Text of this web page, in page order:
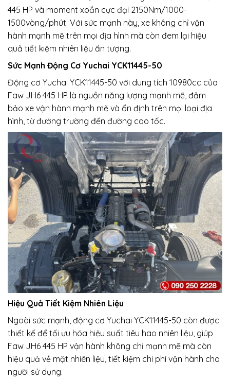
445 HP và moment xoắn cực đại 2150Nm/1000-
1500vòng/phút. Với sức mạnh này, xe không chỉ vận
hành mạnh mẽ trên mọi địa hình mà còn đem lại hiệu
quả tiết kiệm nhiên liệu ấn tượng.
Sức Mạnh Động Cơ Yuchai YCK11445-50
Động cơ Yuchai YCK11445-50 với dung tích 10980cc của
Faw JH6 445 HP là nguồn năng lượng mạnh mẽ, đảm
bảo xe vận hành mạnh mẽ và ổn định trên mọi loại địa
hình, từ đường trường đến đường cao tốc.
Hiệu Quả Tiết Kiệm Nhiên Liệu
Ngoài sức mạnh, động cơ Yuchai YCK11445-50 còn được
thiết kế để tối ưu hóa hiệu suất tiêu hao nhiên liệu, giúp
Faw JH6 445 HP vận hành không chỉ mạnh mẽ mà còn
hiệu quả về mặt nhiên liệu, tiết kiệm chi phí vận hành cho
người sử dụng.